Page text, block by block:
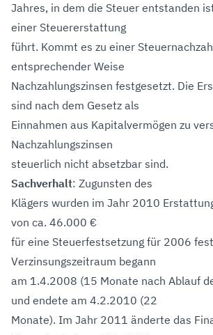
Jahres, in dem die Steuer entstanden
einer Steuererstattung
führt. Kommt es zu einer
entsprechender Weise
Nachzahlungszinsen festgesetzt. Die
sind nach dem Gesetz als
Einnahmen aus Kapitalvermögen zu
Nachzahlungszinsen
steuerlich nicht absetzbar sind.
Sachverhalt: Zugunsten des
Klägers wurden im Jahr 2010
von ca. 46.000 €
für eine Steuerfestsetzung für 2006
Verzinsungszeitraum begann
am 1.4.2008 (15 Monate nach Ablauf
und endete am 4.2.2010 (22
Monate). Im Jahr 2011 änderte das